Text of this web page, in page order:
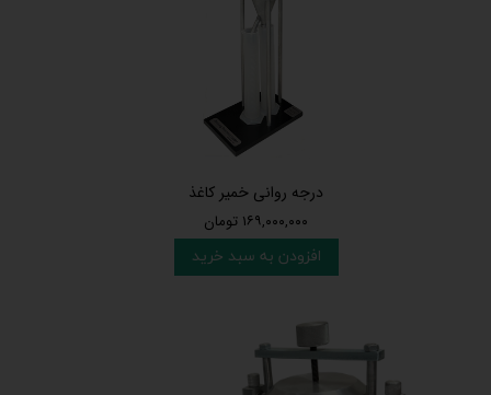
درجه روانی خمیر کاغذ
۱۶۹,۰۰۰,۰۰۰ تومان
افزودن به سبد خرید